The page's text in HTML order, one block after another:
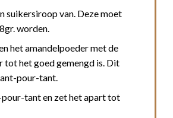
suikersiroop van. Deze moet
worden.
het amandelpoeder met de
tot het goed gemengd is. Dit
pour-tant.
tant en zet het apart tot